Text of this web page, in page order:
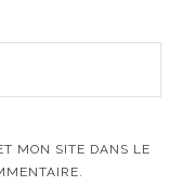
MON SITE DANS LE